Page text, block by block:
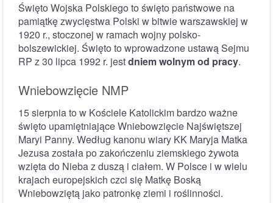
Święto Wojska Polskiego to święto państwowe na
pamiątkę zwycięstwa Polski w bitwie warszawskiej w
1920 r., stoczonej w ramach wojny polsko-
bolszewickiej. Święto to wprowadzone ustawą Sejmu
RP z 30 lipca 1992 r. jestdniem wolnym od pracy.
Wniebowzięcie NMP
15 sierpnia to w Kościele Katolickim bardzo ważne
święto upamiętniające Wniebowzięcie Najświętszej
Maryi Panny. Według kanonu wiary KK Maryja Matka
Jezusa została po zakończeniu ziemskiego żywota
wzięta do Nieba z duszą i ciałem. W Polsce i w wielu
krajach europejskich czci się Matkę Boską
Wniebowziętą jako patronkę ziemi i roślinności.